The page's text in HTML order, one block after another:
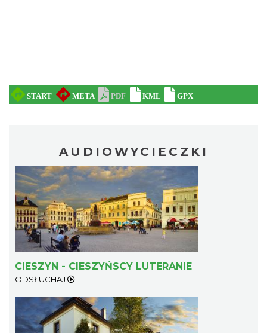
AUDIOWYCIECZKI
CIESZYN - CIESZYŃSCY LUTERANIE
ODSŁUCHAJ